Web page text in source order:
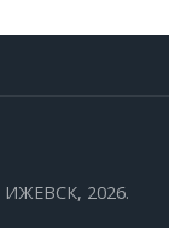
ИЖЕВСК, 2026.